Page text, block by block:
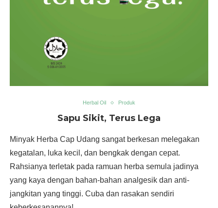
Herbal Oil Produk
Sapu Sikit, Terus Lega
Minyak Herba Cap Udang sangat berkesan melegakan
kegatalan, luka kecil, dan bengkak dengan cepat.
Rahsianya terletak pada ramuan herba semula jadinya
yang kaya dengan bahan-bahan analgesik dan anti-
jangkitan yang tinggi. Cuba dan rasakan sendiri